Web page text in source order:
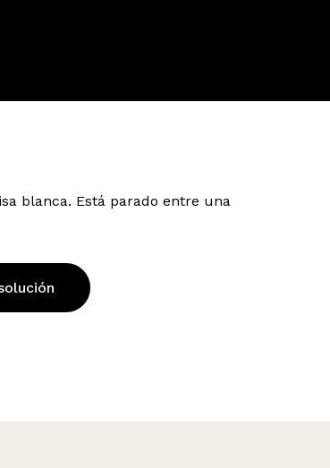
blanca. Está parado entre una